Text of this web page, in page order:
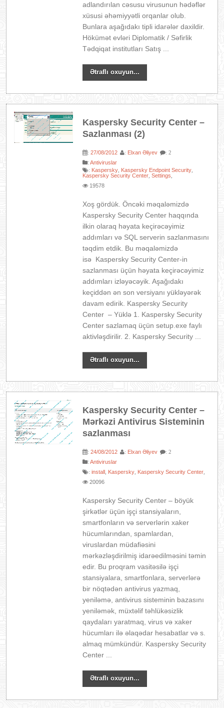
adlandırılan cəsusu virusunun hədəflər
xüsusi əhəmiyyətli orqanlar olub.
Bunlara aşağıdakı tipli idarələr daxildir.
Hökümət evləri Diplomatik / Səfirlik
Tədqiqat institutları Satış ...
Ətraflı oxuyun...
Kaspersky Security Center –
Sazlanması (2)
:27/08/2012 : Elxan Əliyev : 2
:Antiviruslar
: Kaspersky Kaspersky Endpoint Security
Kaspersky Security Center ,Settings
19578
Xoş gördük. Öncəki məqaləmizdə
Kaspersky Security Center haqqında
ilkin olaraq həyata keçirəcəyimiz
addımları və SQL serverin sazlanmasını
təqdim etdik. Bu məqaləmizdə
isə Kaspersky Security Center-in
sazlanması üçün həyata keçirəcəyimiz
addımları izləyəcəyik. Aşağıdakı
keçiddən ən son versiyanı yükləyərək
davam edirik. Kaspersky Security
Center – Yüklə 1. Kaspersky Security
Center sazlamaq üçün setup.exe faylı
aktivləşdirilir. 2. Kaspersky Security ...
Ətraflı oxuyun...
Kaspersky Security Center –
Mərkəzi Antivirus Sisteminin
sazlanması
:24/08/2012 : Elxan Əliyev : 2
:Antiviruslar
:install Kaspersky Kaspersky Security Center
20096
Kaspersky Security Center – böyük
şirkətlər üçün işçi stansiyaların,
smartfonların və serverlərin xaker
hücumlarından, spamlardan,
viruslardan müdafiəsini
mərkəzləşdirilmiş idarəedilməsini təmin
edir. Bu proqram vasitəsilə işçi
stansiyalara, smartfonlara, serverlərə
bir nöqtədən antivirus yazmaq,
yeniləmə, antivirus sisteminin bazasını
yeniləmək, müxtəlif təhlükəsizlik
qaydaları yaratmaq, virus və xaker
hücumları ilə əlaqədar hesabatlar və s.
almaq mümkündür. Kaspersky Security
Center ...
Ətraflı oxuyun...